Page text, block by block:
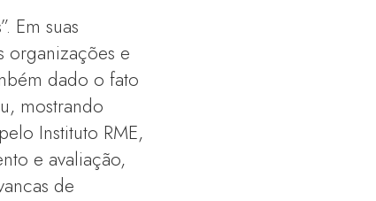
Em suas
organizações e
dado o fato
mostrando
Instituto RME,
e avaliação,
de